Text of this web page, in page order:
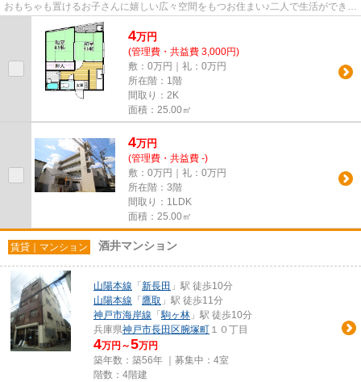
おもちゃも置けるお子さんに嬉しい広々空間をもつお住まい♪二人で生活ができる
お住まい、友達、カップル、...
4万円
(管理費・共益費 3,000円)
敷：0万円｜礼：0万円
所在階：1階
間取り：2K
面積：25.00㎡
4万円
(管理費・共益費 -)
敷：0万円｜礼：0万円
所在階：3階
間取り：1LDK
面積：25.00㎡
賃貸｜マンション 酒井マンション
山陽本線 「 新長田 」駅 徒歩10分
山陽本線 「 鷹取 」駅 徒歩11分
神戸市海岸線 「駒ヶ林 」駅 徒歩10分
兵庫県神戸市長田区腕塚町 １０丁目
4万円～5万円
築年数：築56年 ｜募集中： 4室
階数：4階建